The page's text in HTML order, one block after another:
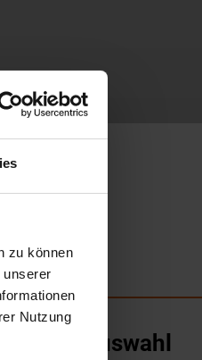
zu können
unserer
Nutzung
keine Auswahl